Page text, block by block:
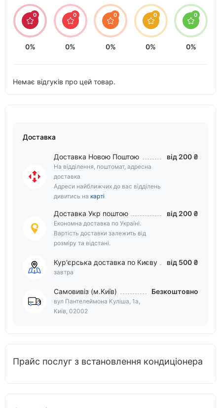
0
0%
0
0%
0
0%
0
0%
0
0%
Немає відгуків про цей товар.
Доставка
Доставка Новою Поштою
На відділення, поштомат, адресна
доставка
Адреси найближчих до вас відділень
дивитись на карті
від 200 ₴
Доставка Укр поштою
Економна доставка по Україні.
Вартість доставки залежить від
розміру та відстані.
від 200 ₴
Кур'єрська доставка по Києву
завтра
від 500 ₴
Самовивіз (м.Київ)
вул Пантелеймона Куліша, 1а,
Київ, 02002
Безкоштовно
Прайс послуг з встановлення кондиціонера